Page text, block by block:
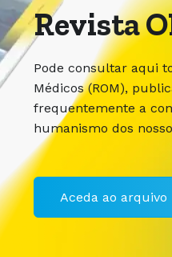
Revista
Pode consultar aqui
Médicos (ROM),
frequentemente a
humanismo dos
Aceda ao arquivo